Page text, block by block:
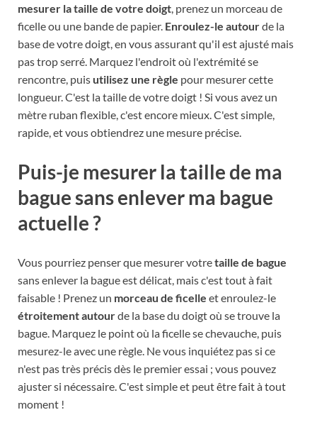
mesurer la taille de votre doigt , prenez un morceau de
ficelle ou une bande de papier. Enroulez-le autourde la
base de votre doigt, en vous assurant qu'il est ajusté mais
pas trop serré. Marquez l'endroit où l'extrémité se
rencontre, puis utilisez une règle pour mesurer cette
longueur. C'est la taille de votre doigt ! Si vous avez un
mètre ruban flexible, c'est encore mieux. C'est simple,
rapide, et vous obtiendrez une mesure précise.
Puis-je mesurer la taille de ma
bague sans enlever ma bague
actuelle ?
Vous pourriez penser que mesurer votretaille de bague
sans enlever la bague est délicat, mais c'est tout à fait
faisable ! Prenez un morceau de ficelle et enroulez-le
étroitement autourde la base du doigt où se trouve la
bague. Marquez le point où la ficelle se chevauche, puis
mesurez-le avec une règle. Ne vous inquiétez pas si ce
n'est pas très précis dès le premier essai ; vous pouvez
ajuster si nécessaire. C'est simple et peut être fait à tout
moment !